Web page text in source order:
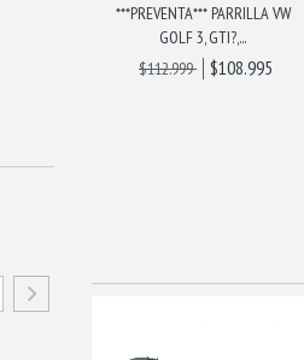
***PREVENTA*** PARRILLA VW
GOLF 3, GTI?,...
$112.999
$108.995